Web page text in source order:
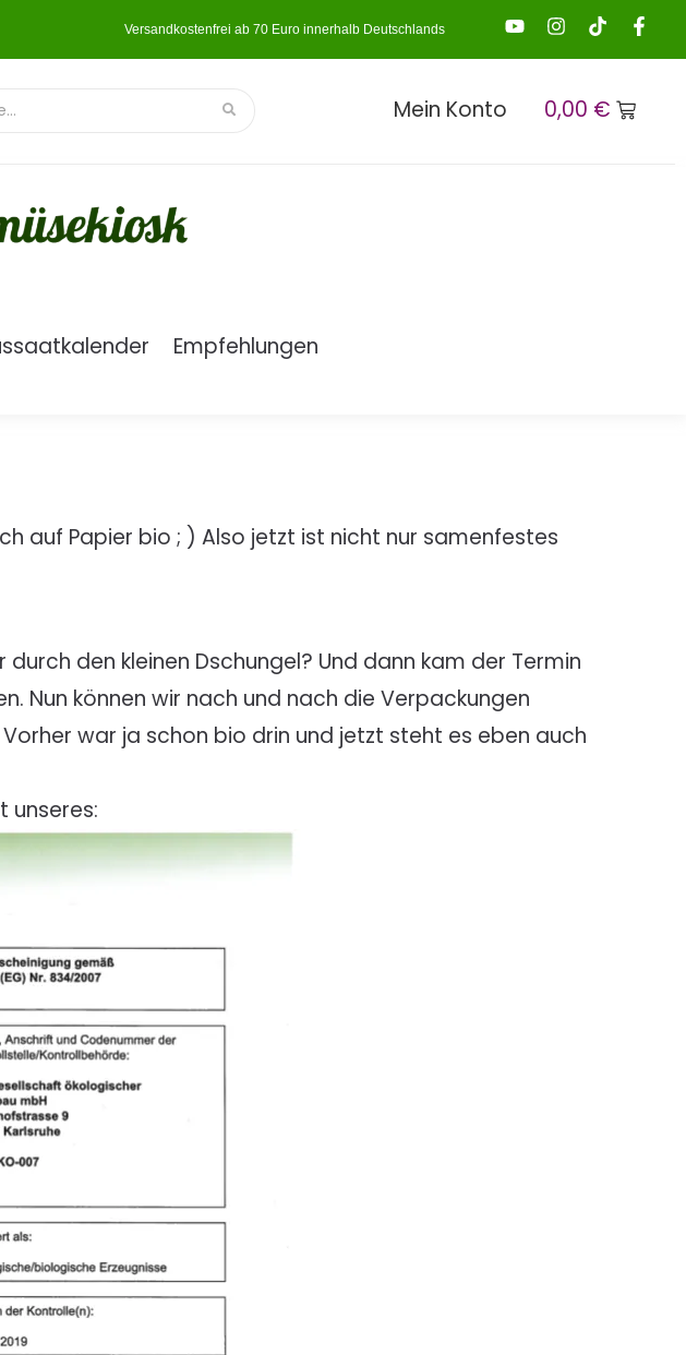
Versandkostenfrei ab 70 Euro innerhalb Deutschlands
Mein Konto 0,00 €
Empfehlungen
auf Papier bio ; ) Also jetzt ist nicht nur samenfestes
den kleinen Dschungel? Und dann kam der Termin
Nun können wir nach und nach die Verpackungen
war ja schon bio drin und jetzt steht es eben auch
unseres: